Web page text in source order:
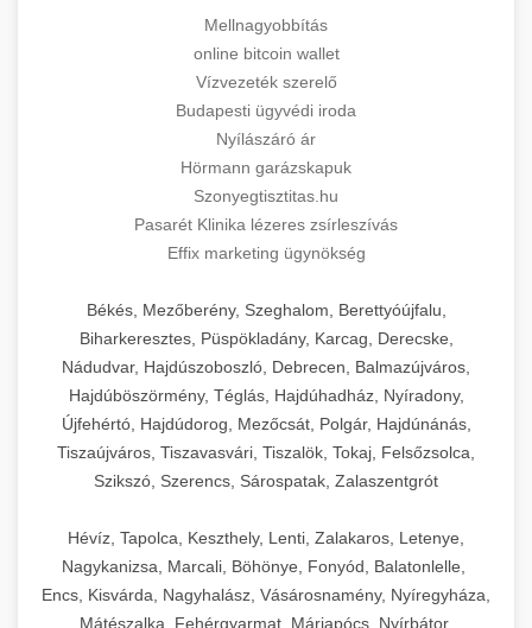
Mellnagyobbítás
online bitcoin wallet
Vízvezeték szerelő
Budapesti ügyvédi iroda
Nyílászáró ár
Hörmann garázskapuk
Szonyegtisztitas.hu
Pasarét Klinika lézeres zsírleszívás
Effix marketing ügynökség
Békés, Mezőberény, Szeghalom, Berettyóújfalu,
Biharkeresztes, Püspökladány, Karcag, Derecske,
Nádudvar, Hajdúszoboszló, Debrecen, Balmazújváros,
Hajdúböszörmény, Téglás, Hajdúhadház, Nyíradony,
Újfehértó, Hajdúdorog, Mezőcsát, Polgár, Hajdúnánás,
Tiszaújváros, Tiszavasvári, Tiszalök, Tokaj, Felsőzsolca,
Szikszó, Szerencs, Sárospatak, Zalaszentgrót
Hévíz, Tapolca, Keszthely, Lenti, Zalakaros, Letenye,
Nagykanizsa, Marcali, Böhönye, Fonyód, Balatonlelle,
Encs, Kisvárda, Nagyhalász, Vásárosnamény, Nyíregyháza,
Mátészalka, Fehérgyarmat, Máriapócs, Nyírbátor,